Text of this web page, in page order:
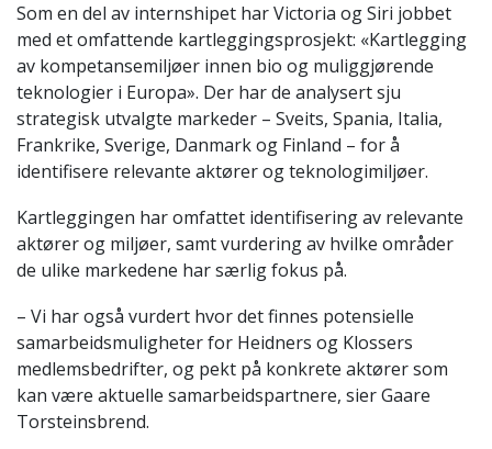
Som en del av internshipet har Victoria og Siri jobbet
med et omfattende kartleggingsprosjekt: «Kartlegging
av kompetansemiljøer innen bio og muliggjørende
teknologier i Europa». Der har de analysert sju
strategisk utvalgte markeder – Sveits, Spania, Italia,
Frankrike, Sverige, Danmark og Finland – for å
identifisere relevante aktører og teknologimiljøer.
Kartleggingen har omfattet identifisering av relevante
aktører og miljøer, samt vurdering av hvilke områder
de ulike markedene har særlig fokus på.
– Vi har også vurdert hvor det finnes potensielle
samarbeidsmuligheter for Heidners og Klossers
medlemsbedrifter, og pekt på konkrete aktører som
kan være aktuelle samarbeidspartnere, sier Gaare
Torsteinsbrend.